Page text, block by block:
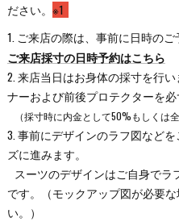
ださい。 ※1
1. ご来店の際は、事前に日時のご
ご来店採寸の日時予約はこちら
2. 来店当日はお身体の採寸を行
ナーおよび前後プロテクターを
（採寸時に内金として50%もしくは
3. 事前にデザインのラフ図など
ズに進みます。
スーツのデザインはご自身でラ
です。（モックアップ図が必要
い。）